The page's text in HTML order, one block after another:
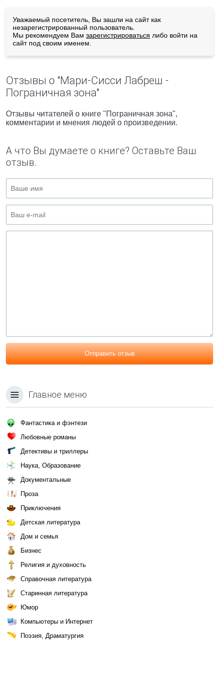
Уважаемый посетитель, Вы зашли на сайт как
незарегистрированный пользователь.
Мы рекомендуем Вам зарегистрироваться либо войти на
сайт под своим именем.
Отзывы о "Мари-Сисси Лабреш -
Пограничная зона"
Отзывы читателей о книге "Пограничная зона",
комментарии и мнения людей о произведении.
А что Вы думаете о книге? Оставьте Ваш
отзыв.
Отправить отзыв
Главное меню
Фантастика и фэнтези
Любовные романы
Детективы и триллеры
Наука, Образование
Документальные
Проза
Приключения
Детская литература
Дом и семья
Бизнес
Религия и духовность
Справочная литература
Старинная литература
Юмор
Компьютеры и Интернет
Поэзия, Драматургия